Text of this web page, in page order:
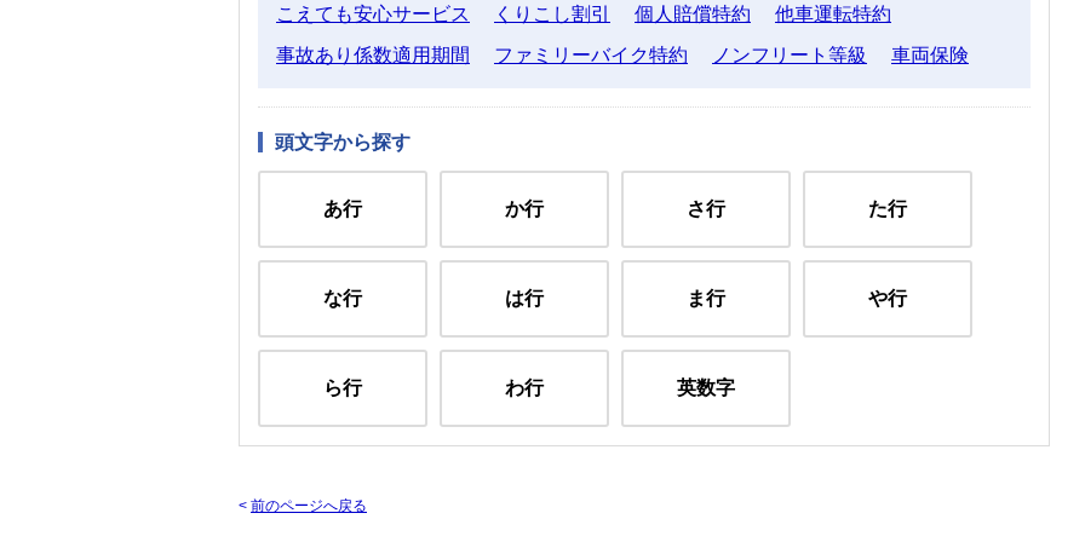
こえても安心サービス くりこし割引 個人賠償特約
他車運転特約
事故あり係数適用期間
ファミリーバイク特約 ノンフリート等級 車両保険
頭文字から探す
あ行 か行 さ行 た行
な行 は行 ま行 や行
ら行 わ行 英数字
< 前のページへ戻る